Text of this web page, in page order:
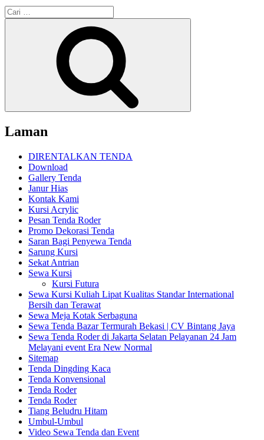
Pencarian
untuk:
Laman
DIRENTALKAN TENDA
Download
Gallery Tenda
Janur Hias
Kontak Kami
Kursi Acrylic
Pesan Tenda Roder
Promo Dekorasi Tenda
Saran Bagi Penyewa Tenda
Sarung Kursi
Sekat Antrian
Sewa Kursi
Kursi Futura
Sewa Kursi Kuliah Lipat Kualitas Standar International
Bersih dan Terawat
Sewa Meja Kotak Serbaguna
Sewa Tenda Bazar Termurah Bekasi | CV Bintang Jaya
Sewa Tenda Roder di Jakarta Selatan Pelayanan 24 Jam
Melayani event Era New Normal
Sitemap
Tenda Dingding Kaca
Tenda Konvensional
Tenda Roder
Tenda Roder
Tiang Beludru Hitam
Umbul-Umbul
Video Sewa Tenda dan Event